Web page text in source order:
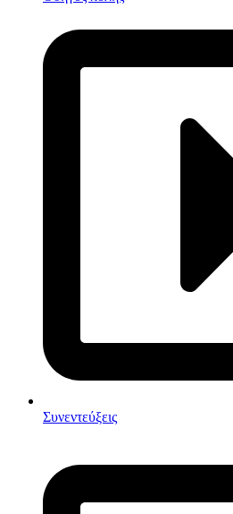
Συνεντεύξεις